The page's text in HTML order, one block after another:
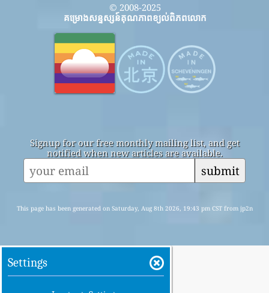
© 2008-2025
គម្រោងសន្ទស្សន៍គុណភាពខ្យល់ពិភពលោក
Signup for our free monthly mailing list, and get
notified when new articles are available.
submit
This page has been generated on Saturday, Aug 8th 2026, 19:43 pm CST from jp2n
Settings